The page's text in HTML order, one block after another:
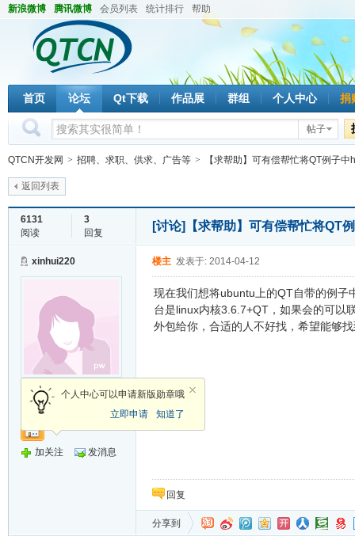
新浪微博 腾讯微博 会员列表 统计排行 帮助
首页 论坛 Qt下载 作品展 群组 个人中心 捐
帖子
QTCN开发网 > 招聘、求职、供求、广告等 > 【求帮助】可有偿帮忙将QT例子
返回列表
6131
阅读
3
回复
[讨论] 【求帮助】可有偿帮忙将
xinhui220
新手上路
个人中心可以申请新版勋章哦
立即申请
知道了
加关注 发消息
楼主 发表于: 2014-04-12
现在我们想将ubuntu上的QT自带的例子
台是linux内核3.6.7+QT，如果会的可以
外包给你，合适的人不好找，希望能够
回复
分享到